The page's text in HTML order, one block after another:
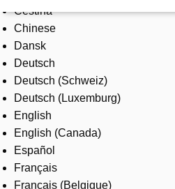
Products & Solutions
Industries
Services
About us
Where to buy
Contact us
Careers
Čeština
Chinese
Dansk
Deutsch
Deutsch (Schweiz)
Deutsch (Luxemburg)
English
English (Canada)
Español
Français
Français (Belgique)